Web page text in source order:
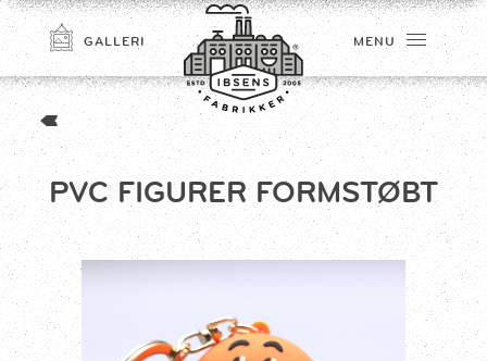
GALLERI MENU
PVC FIGURER FORMSTØBT